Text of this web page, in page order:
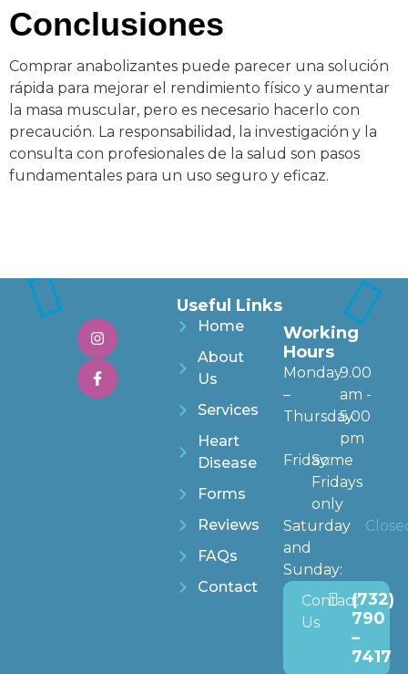
Conclusiones
Comprar anabolizantes puede parecer una solución
rápida para mejorar el rendimiento físico y aumentar
la masa muscular, pero es necesario hacerlo con
precaución. La responsabilidad, la investigación y la
consulta con profesionales de la salud son pasos
fundamentales para un uso seguro y eficaz.
Useful Links
Home
About
Us
Services
Heart
Disease
Forms
Reviews
FAQs
Contact
Working
Hours
Monday
–
Thursday:
9.00
am -
5.00
pm
Friday:Some
Fridays
only
Saturday
and
Sunday:
Contact
Us
(732)
790
–
7417